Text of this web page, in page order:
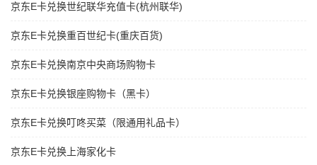
京东E卡兑换世纪联华充值卡(杭州联华)
京东E卡兑换重百世纪卡(重庆百货)
京东E卡兑换南京中央商场购物卡
京东E卡兑换银座购物卡（黑卡）
京东E卡兑换叮咚买菜（限通用礼品卡）
京东E卡兑换上海家化卡